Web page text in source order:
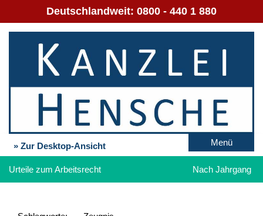
Deutschlandweit: 0800 - 440 1 880
» Zur Desktop-Ansicht Menü
Urteile zum Arbeitsrecht Nach Jahrgang